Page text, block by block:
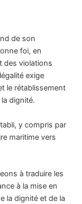
de son
foi, en
des violations
exige
le rétablissement
dignité.
y compris par
maritime vers
à traduire les
à la mise en
la dignité et de la